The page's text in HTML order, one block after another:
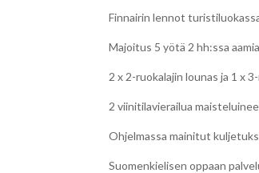
Finnairin lennot
Majoitus 5 yötä 2 hh:ssa
2 x 2-ruokalajin lounas ja 1 x
2 viinitilavierailua
Ohjelmassa mainitut
Suomenkielisen oppaan